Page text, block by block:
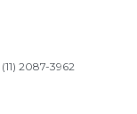
(11) 2087-3962